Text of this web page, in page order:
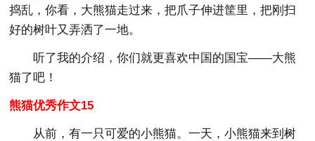
捣乱，你看，大熊猫走过来，把爪子伸进筐里，把刚扫
好的树叶又弄洒了一地。
听了我的介绍，你们就更喜欢中国的国宝——大熊
猫了吧！
熊猫优秀作文15
从前，有一只可爱的小熊猫。一天，小熊猫来到树